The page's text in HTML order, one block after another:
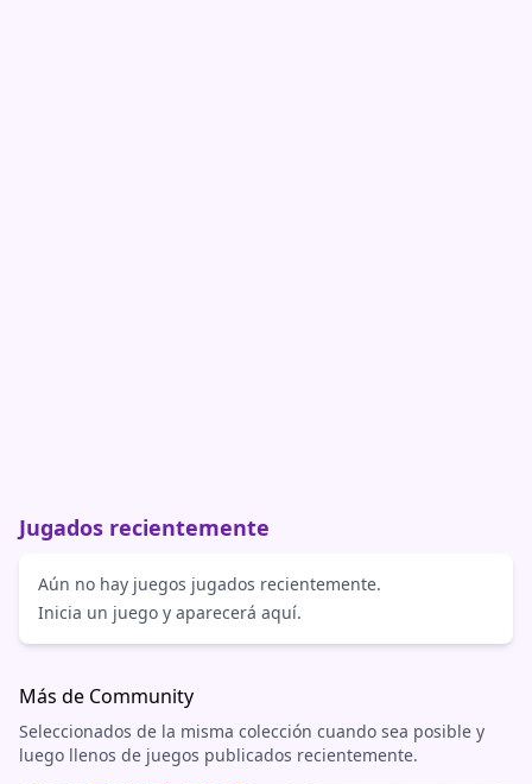
Jugados recientemente
Aún no hay juegos jugados recientemente.
Inicia un juego y aparecerá aquí.
Más de Community
Seleccionados de la misma colección cuando sea posible y
luego llenos de juegos publicados recientemente.